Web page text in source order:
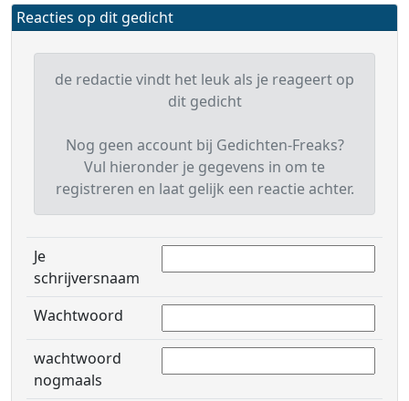
Reacties op dit gedicht
de redactie vindt het leuk als je reageert op
dit gedicht
Nog geen account bij Gedichten-Freaks?
Vul hieronder je gegevens in om te
registreren en laat gelijk een reactie achter.
Je
schrijversnaam
Wachtwoord
wachtwoord
nogmaals